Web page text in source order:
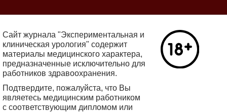
2712-8571 10.29188/2222-8543
- основатель НИИ
исследования в НИИ
Подробнее
Номер №2,
клинической
Сайт журнала "Экспериментальная и
клиническая урология" содержит
материалы медицинского характера,
предназначенные исключительно для
работников здравоохранения.
Подтвердите, пожалуйста, что Вы
являетесь медицинским работником
с соответствующим дипломом или